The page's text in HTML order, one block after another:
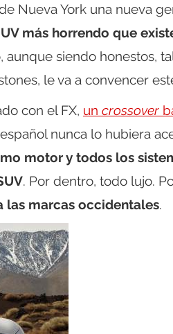
Nueva York una nueva
más horrendo que
siendo honestos,
le va a convencer
con el FX, un crossover
nunca lo hubiera
motor y todos los
. Por dentro, todo lujo.
las marcas occidentales.